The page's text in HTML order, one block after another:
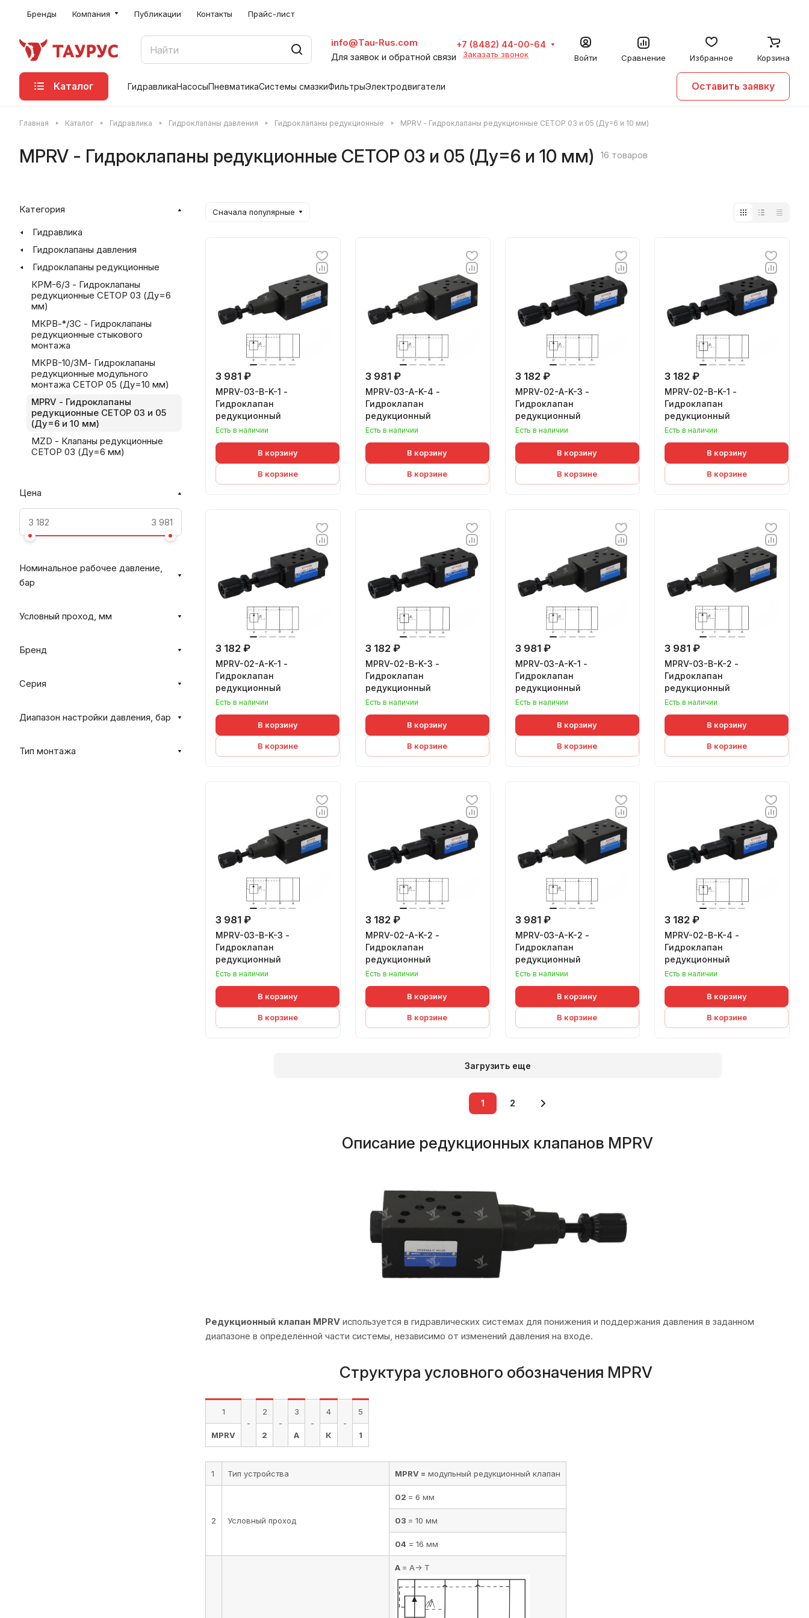
Бренды Компания Публикации Контакты Прайс-лист
info@Tau-Rus.com
Для заявок и обратной связи
+7 (8482) 44-00-64
Заказать звонок Войти Сравнение Избранное Корзина
Каталог ГидравликаНасосыПневматикаСистемы смазкиФильтрыЭлектродвигатели Оставить заявку
Главная Каталог Гидравлика Гидроклапаны давления Гидроклапаны редукционные MPRV - Гидроклапаны редукционные CETOP 03 и 05 (Ду=6 и 10 мм)
MPRV - Гидроклапаны редукционные CETOP 03 и 05 (Ду=6 и 10 мм) 16 товаров
Сначала популярные
3 981 ₽
MPRV-03-B-K-1 -
Гидроклапан
редукционный
Есть в наличии
В корзину
В корзине
3 981 ₽
MPRV-03-A-K-4 -
Гидроклапан
редукционный
Есть в наличии
В корзину
В корзине
3 182 ₽
MPRV-02-A-K-3 -
Гидроклапан
редукционный
Есть в наличии
В корзину
В корзине
3 182 ₽
MPRV-02-B-K-1 -
Гидроклапан
редукционный
Есть в наличии
В корзину
В корзине
3 182 ₽
MPRV-02-A-K-1 -
Гидроклапан
редукционный
Есть в наличии
В корзину
В корзине
3 182 ₽
MPRV-02-B-K-3 -
Гидроклапан
редукционный
Есть в наличии
В корзину
В корзине
3 981 ₽
MPRV-03-A-K-1 -
Гидроклапан
редукционный
Есть в наличии
В корзину
В корзине
3 981 ₽
MPRV-03-B-K-2 -
Гидроклапан
редукционный
Есть в наличии
В корзину
В корзине
3 981 ₽
MPRV-03-B-K-3 -
Гидроклапан
редукционный
Есть в наличии
В корзину
В корзине
3 182 ₽
MPRV-02-A-K-2 -
Гидроклапан
редукционный
Есть в наличии
В корзину
В корзине
3 981 ₽
MPRV-03-A-K-2 -
Гидроклапан
редукционный
Есть в наличии
В корзину
В корзине
3 182 ₽
MPRV-02-B-K-4 -
Гидроклапан
редукционный
Есть в наличии
В корзину
В корзине
Загрузить еще
1 2
Описание редукционных клапанов MPRV
Редукционный клапан MPRV используется в гидравлических системах для понижения и поддержания давления в заданном
диапазоне в определённой части системы, независимо от изменений давления на входе.
Структура условного обозначения MPRV
1
-
2
-
3
-
4
-
5
MPRV 2 А К 1
1 Тип устройства MPRV = модульный редукционный клапан
2 Условный проход
02 = 6 мм
03 = 10 мм
04 = 16 мм
A = A-> T
Категория
Гидравлика
Гидроклапаны давления
Гидроклапаны редукционные
КРМ-6/3 - Гидроклапаны
редукционные CETOP 03 (Ду=6
мм)
МКРВ-*/3С - Гидроклапаны
редукционные стыкового
монтажа
МКРВ-10/3М- Гидроклапаны
редукционные модульного
монтажа CETOP 05 (Ду=10 мм)
MPRV - Гидроклапаны
редукционные CETOP 03 и 05
(Ду=6 и 10 мм)
MZD - Клапаны редукционные
CETOP 03 (Ду=6 мм)
Цена
Номинальное рабочее давление,
бар
Условный проход, мм
Бренд
Серия
Диапазон настройки давления, бар
Тип монтажа